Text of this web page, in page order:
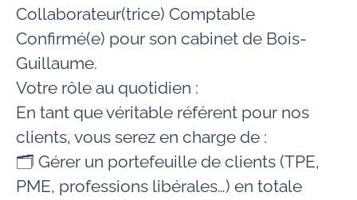
Collaborateur(trice) Comptable
Confirmé(e) pour son cabinet de Bois-
Guillaume.
Votre rôle au quotidien :
En tant que véritable référent pour nos
clients, vous serez en charge de :
🗂️ Gérer un portefeuille de clients (TPE,
PME, professions libérales…) en totale